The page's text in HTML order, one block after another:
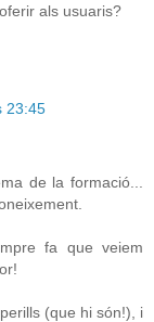
als usuaris?
23:45
de la formació...
fa que veiem
(que hi són!), i